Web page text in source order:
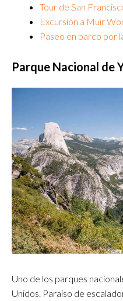
Tour de San
Excursión a Muir
Paseo en barco por
Parque Nacional de
Uno de los parques
Unidos. Paraíso de